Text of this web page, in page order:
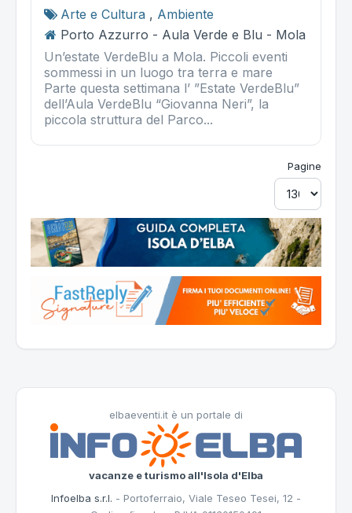
Arte e Cultura , Ambiente
Porto Azzurro - Aula Verde e Blu - Mola
Un’estate VerdeBlu a Mola. Piccoli eventi
sommessi in un luogo tra terra e mare
Parte questa settimana l’ ”Estate VerdeBlu”
dell’Aula VerdeBlu “Giovanna Neri”, la
piccola struttura del Parco...
Pagine
elbaeventi.it è un portale di
vacanze e turismo all'Isola d'Elba
Infoelba s.r.l. - Portoferraio, Viale Teseo Tesei, 12 -